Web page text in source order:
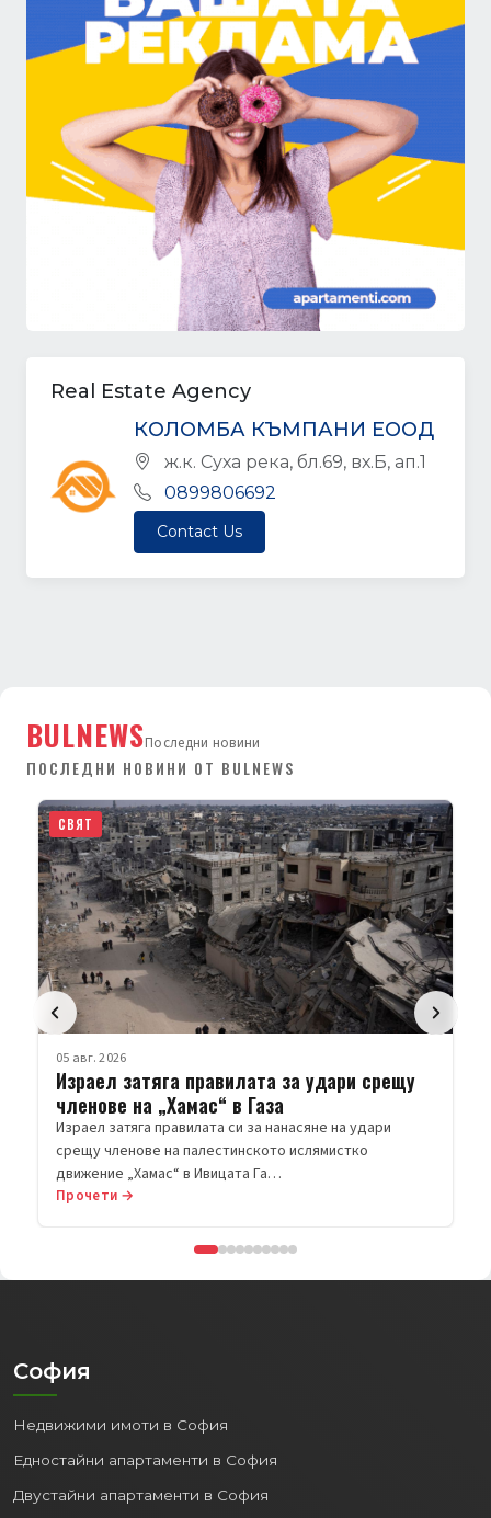
Real Estate Agency
КОЛОМБА КЪМПАНИ ЕООД
ж.к. Суха река, бл.69, вх.Б, ап.1
0899806692
Contact Us
BULNEWSПоследни новини
ПОСЛЕДНИ НОВИНИ ОТ BULNEWS
СВЯТ
05 авг. 2026
Израел затяга правилата за удари срещу
членове на „Хамас“ в Газа
Израел затяга правилата си за нанасяне на удари
срещу членове на палестинското ислямистко
движение „Хамас“ в Ивицата Га…
Прочети →
София
Недвижими имоти в София
Едностайни апартаменти в София
Двустайни апартаменти в София